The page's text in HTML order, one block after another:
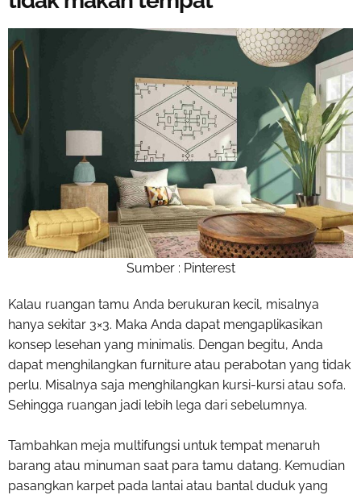
Sumber : Pinterest
Kalau ruangan tamu Anda berukuran kecil, misalnya
hanya sekitar 3×3. Maka Anda dapat mengaplikasikan
konsep lesehan yang minimalis. Dengan begitu, Anda
dapat menghilangkan furniture atau perabotan yang tidak
perlu. Misalnya saja menghilangkan kursi-kursi atau sofa.
Sehingga ruangan jadi lebih lega dari sebelumnya.
Tambahkan meja multifungsi untuk tempat menaruh
barang atau minuman saat para tamu datang. Kemudian
pasangkan karpet pada lantai atau bantal duduk yang